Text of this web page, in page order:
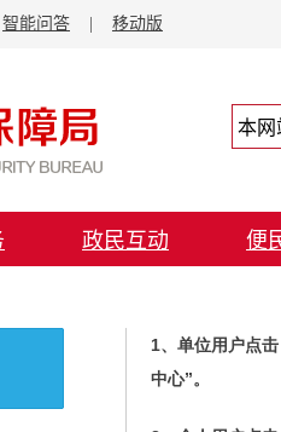
1、单位用户点
中心”。